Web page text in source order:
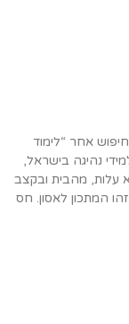
אחר “לימוד
נהיגה בישראל,
עלות, מהבית ובקצב
המתכון לאסון. חס